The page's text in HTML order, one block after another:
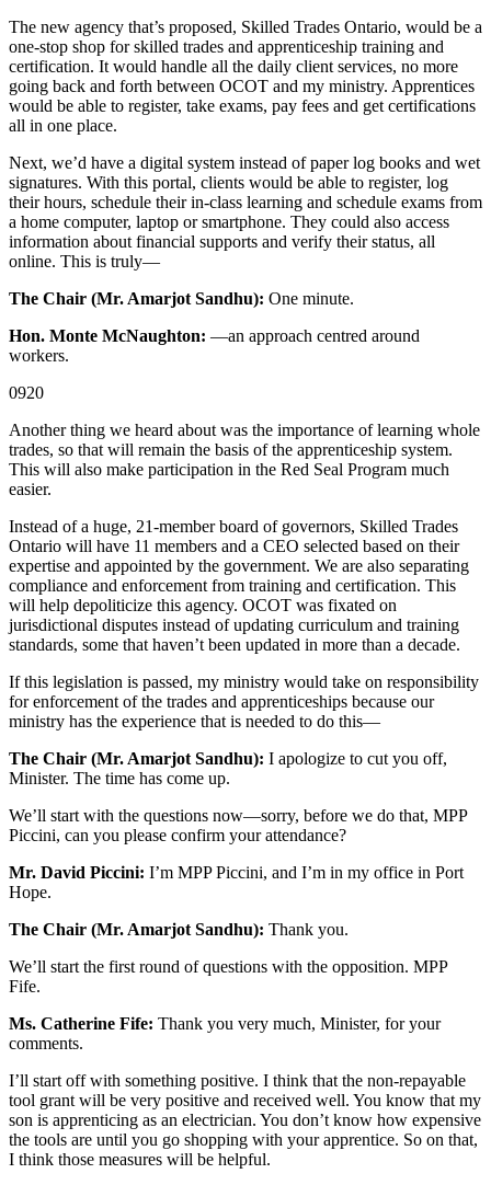
The new agency that’s proposed, Skilled Trades Ontario, would be a
one-stop shop for skilled trades and apprenticeship training and
certification. It would handle all the daily client services, no more
going back and forth between OCOT and my ministry. Apprentices
would be able to register, take exams, pay fees and get certifications
all in one place.
Next, we’d have a digital system instead of paper log books and wet
signatures. With this portal, clients would be able to register, log
their hours, schedule their in-class learning and schedule exams from
a home computer, laptop or smartphone. They could also access
information about financial supports and verify their status, all
online. This is truly—
The Chair (Mr. Amarjot Sandhu): One minute.
Hon. Monte McNaughton: —an approach centred around
workers.
0920
Another thing we heard about was the importance of learning whole
trades, so that will remain the basis of the apprenticeship system.
This will also make participation in the Red Seal Program much
easier.
Instead of a huge, 21-member board of governors, Skilled Trades
Ontario will have 11 members and a CEO selected based on their
expertise and appointed by the government. We are also separating
compliance and enforcement from training and certification. This
will help depoliticize this agency. OCOT was fixated on
jurisdictional disputes instead of updating curriculum and training
standards, some that haven’t been updated in more than a decade.
If this legislation is passed, my ministry would take on responsibility
for enforcement of the trades and apprenticeships because our
ministry has the experience that is needed to do this—
The Chair (Mr. Amarjot Sandhu): I apologize to cut you off,
Minister. The time has come up.
We’ll start with the questions now—sorry, before we do that, MPP
Piccini, can you please confirm your attendance?
Mr. David Piccini: I’m MPP Piccini, and I’m in my office in Port
Hope.
The Chair (Mr. Amarjot Sandhu): Thank you.
We’ll start the first round of questions with the opposition. MPP
Fife.
Ms. Catherine Fife: Thank you very much, Minister, for your
comments.
I’ll start off with something positive. I think that the non-repayable
tool grant will be very positive and received well. You know that my
son is apprenticing as an electrician. You don’t know how expensive
the tools are until you go shopping with your apprentice. So on that,
I think those measures will be helpful.